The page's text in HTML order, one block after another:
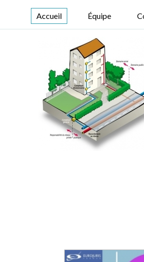
Accueil Équipe